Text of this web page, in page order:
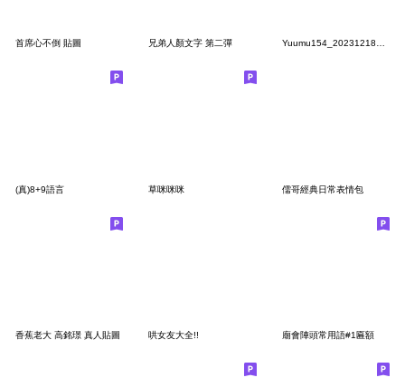
首席心不倒 貼圖 兄弟人顏文字 第二彈 Yuumu154_20231218135151
(真)8+9語言 草咪咪咪 儒哥經典日常表情包
香蕉老大 高銘璟 真人貼圖 哄女友大全!! 廟會陣頭常用語#1匾額